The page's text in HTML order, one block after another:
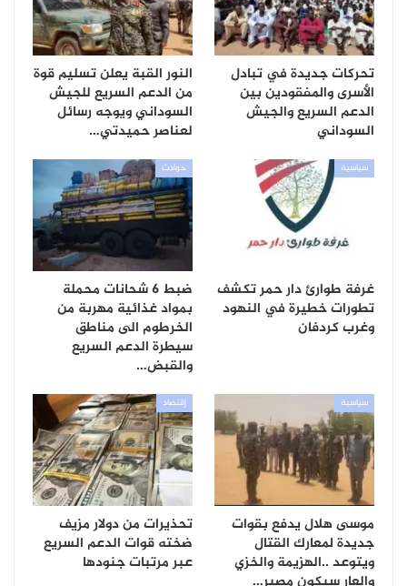
تحركات جديدة في تبادل
الأسرى والمفقودين بين
الدعم السريع والجيش
السوداني
النور القبة يعلن تسليم قوة
من الدعم السريع للجيش
السوداني ويوجه رسائل
لعناصر حميدتي…
سياسية
غرفة طوارئ دار حمر تكشف
تطورات خطيرة في النهود
وغرب كردفان
حوادث
ضبط 6 شحانات محملة
بمواد غذائية مهربة من
الخرطوم الى مناطق
سيطرة الدعم السريع
والقبض…
سياسية
موسى هلال يدفع بقوات
جديدة لمعارك القتال
ويتوعد ..الهزيمة والخزي
إقتصاد
تحذيرات من دولار مزيف
ضخته قوات الدعم السريع
عبر مرتبات جنودها